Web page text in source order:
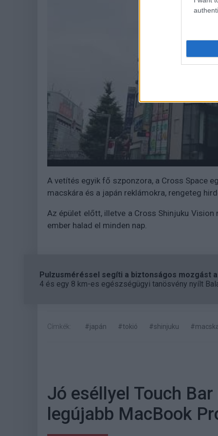
A vetítés egyik fő szponzora, a Cross Space
macskára és a japán reklámokra, rengeteg
Az épület előtt, illetve a Cross Shinjuku
ember halad el minden nap.
Pulzusméréssel segíti a biztonságos mozgást
4 és egy 8 km-es egészségügyi tanösvény nyílt
Címkék: #japán #tokió #shinjuku
Jó eséllyel Touch
legújabb MacBook